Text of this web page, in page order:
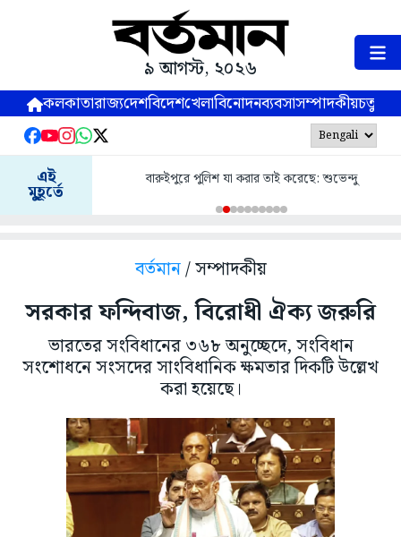
৯ আগস্ট, ২০২৬
কলকাতারাজ্যদেশবিদেশখেলাবিনোদনব্যবসাসম্পাদকীয়
এই
মুহূর্তে
বারুইপুরে পুলিশ যা করার তাই করেছে: শুভেন্দু
বর্তমান/ সম্পাদকীয়
সরকার ফন্দিবাজ, বিরোধী ঐক্য জরুরি
ভারতের সংবিধানের ৩৬৮ অনুচ্ছেদে, সংবিধান
সংশোধনে সংসদের সাংবিধানিক ক্ষমতার দিকটি উল্লেখ
করা হয়েছে।